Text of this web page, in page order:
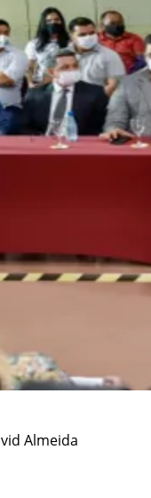
Almeida